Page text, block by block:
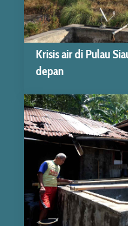
Krisis air di Pulau
depan